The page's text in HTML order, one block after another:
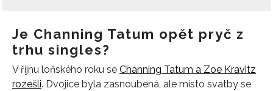
Je Channing Tatum opět pryč z
trhu singles?
V říjnu loňského roku se Channing Tatum a Zoe Kravitz
rozešli. Dvojice byla zasnoubená, ale místo svatby se